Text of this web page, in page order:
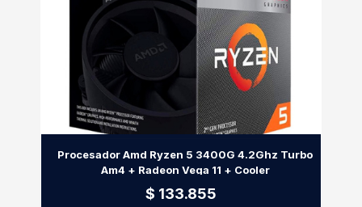
Procesador Amd Ryzen 5 3400G 4.2Ghz Turbo
Am4 + Radeon Vega 11 + Cooler
$ 133.855